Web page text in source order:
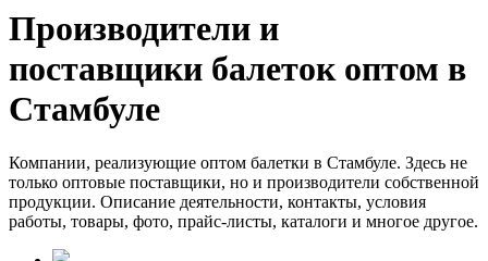
Производители и
поставщики балеток оптом в
Стамбуле
Компании, реализующие оптом балетки в Стамбуле. Здесь не
только оптовые поставщики, но и производители собственной
продукции. Описание деятельности, контакты, условия
работы, товары, фото, прайс-листы, каталоги и многое другое.